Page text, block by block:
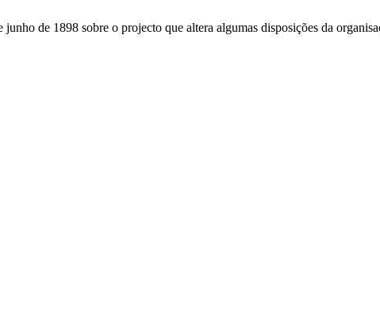
de 1898 sobre o projecto que altera algumas disposições da